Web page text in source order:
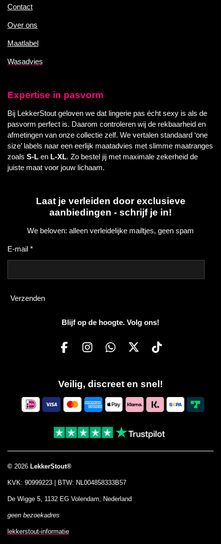
Contact
Over ons
Maatlabel
Wasadvies
Expertise in pasvorm
Bij LekkerStout geloven we dat lingerie pas écht sexy is als de
pasvorm perfect is. Daarom controleren wij de rekbaarheid en
afmetingen van onze collectie zelf. We vertalen standaard ‘one
size’ labels naar een eerlijk maatadvies met slimme maatranges
zoals S-L en L-XL. Zo bestel jij met maximale zekerheid de
juiste maat voor jouw lichaam.
Laat je verleiden door exclusieve
aanbiedingen - schrijf je in!
We beloven: alleen verleidelijke mailtjes, geen spam
E-mail *
Verzenden
Blijf op de hoogte. Volg ons!
F
e
b
o
k
I
t
a
g
a
m
W
t
s
A
p
X
T
T
o
k
Veilig, discreet en snel!
© 2026 LekkerStout®
KVK: 90999223 | BTW: NL004858333B57
De Wigge 5, 1132 EG Volendam, Nederland
geen bezoekadres
lekkerstout-informatie